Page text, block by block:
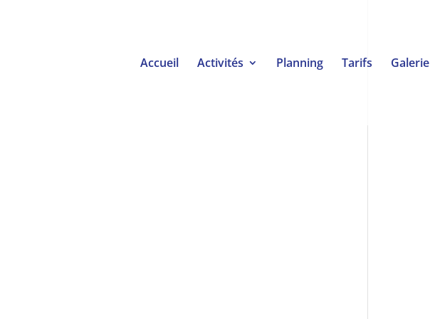
Accueil Activités Planning Tarifs Galerie